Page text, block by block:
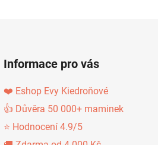
Informace pro vás
❤️ Eshop Evy Kiedroňové
👍 Důvěra 50 000+ maminek
⭐ Hodnocení 4.9/5